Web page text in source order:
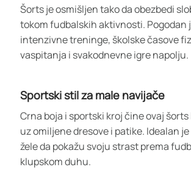
Šorts je osmišljen tako da obezbedi
tokom fudbalskih aktivnosti. Pogodan
intenzivne treninge, školske časove
vaspitanja i svakodnevne igre napolju.
Sportski stil za male navijače
Crna boja i sportski kroj čine ovaj
uz omiljene dresove i patike. Idealan
žele da pokažu svoju strast prema
klupskom duhu.